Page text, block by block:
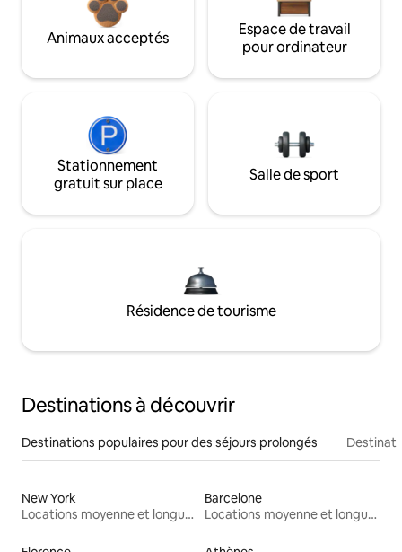
Animaux acceptés
Espace de travail
pour ordinateur
Stationnement
gratuit sur place
Salle de sport
Résidence de tourisme
Destinations à découvrir
Destinations populaires pour des séjours prolongés
New York
Locations moyenne et longue durée
Barcelone
Locations moyenne et longue durée